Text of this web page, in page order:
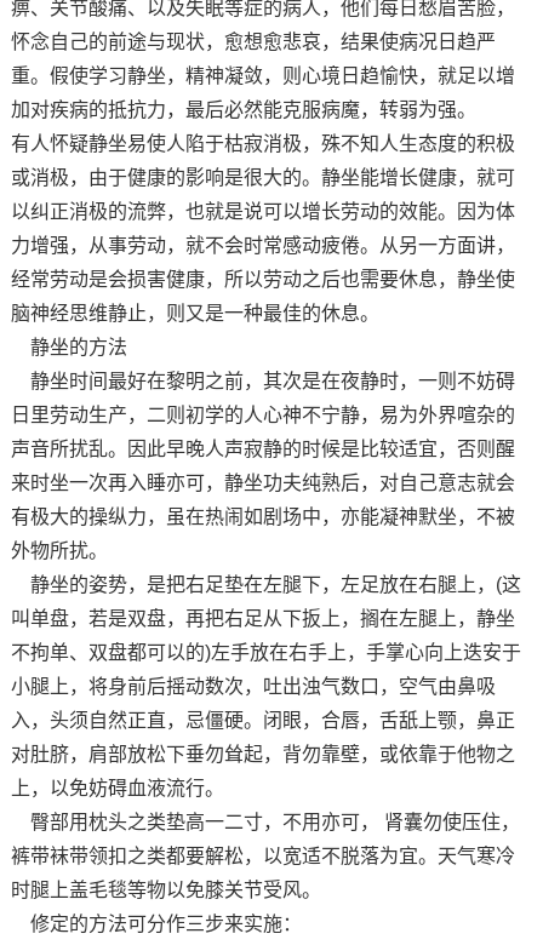
痹、关节酸痛、以及失眠等症的病人，他们每日愁眉苦脸，
怀念自己的前途与现状，愈想愈悲哀，结果使病况日趋严
重。假使学习静坐，精神凝敛，则心境日趋愉快，就足以增
加对疾病的抵抗力，最后必然能克服病魔，转弱为强。
有人怀疑静坐易使人陷于枯寂消极，殊不知人生态度的积极
或消极，由于健康的影响是很大的。静坐能增长健康，就可
以纠正消极的流弊，也就是说可以增长劳动的效能。因为体
力增强，从事劳动，就不会时常感动疲倦。从另一方面讲，
经常劳动是会损害健康，所以劳动之后也需要休息，静坐使
脑神经思维静止，则又是一种最佳的休息。
静坐的方法
静坐时间最好在黎明之前，其次是在夜静时，一则不妨碍
日里劳动生产，二则初学的人心神不宁静，易为外界喧杂的
声音所扰乱。因此早晚人声寂静的时候是比较适宜，否则醒
来时坐一次再入睡亦可，静坐功夫纯熟后，对自己意志就会
有极大的操纵力，虽在热闹如剧场中，亦能凝神默坐，不被
外物所扰。
静坐的姿势，是把右足垫在左腿下，左足放在右腿上，(这
叫单盘，若是双盘，再把右足从下扳上，搁在左腿上，静坐
不拘单、双盘都可以的)左手放在右手上，手掌心向上迭安于
小腿上，将身前后摇动数次，吐出浊气数口，空气由鼻吸
入，头须自然正直，忌僵硬。闭眼，合唇，舌舐上颚，鼻正
对肚脐，肩部放松下垂勿耸起，背勿靠壁，或依靠于他物之
上，以免妨碍血液流行。
臀部用枕头之类垫高一二寸，不用亦可， 肾囊勿使压住，
裤带袜带领扣之类都要解松，以宽适不脱落为宜。天气寒冷
时腿上盖毛毯等物以免膝关节受风。
修定的方法可分作三步来实施：